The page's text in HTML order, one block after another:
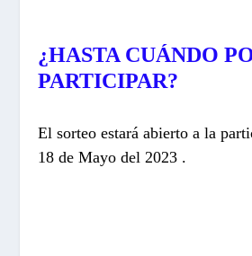
¿HASTA CUÁNDO
PARTICIPAR?
El sorteo estará abierto a la
18 de Mayo del 2023 .